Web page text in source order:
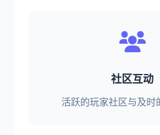
社区互动
活跃的玩家社区与及时